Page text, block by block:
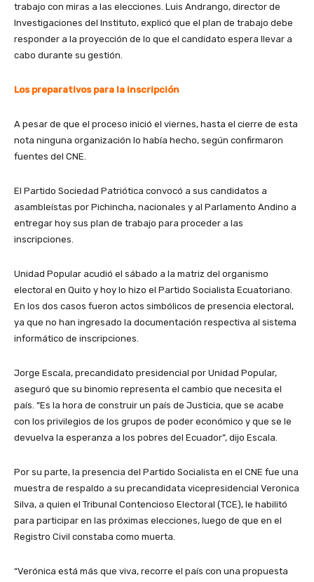
trabajo con miras a las elecciones. Luis Andrango, director de
Investigaciones del Instituto, explicó que el plan de trabajo debe
responder a la proyección de lo que el candidato espera llevar a
cabo durante su gestión.
Los preparativos para la inscripción
A pesar de que el proceso inició el viernes, hasta el cierre de esta
nota ninguna organización lo había hecho, según confirmaron
fuentes del CNE.
El Partido Sociedad Patriótica convocó a sus candidatos a
asambleístas por Pichincha, nacionales y al Parlamento Andino a
entregar hoy sus plan de trabajo para proceder a las
inscripciones.
Unidad Popular acudió el sábado a la matriz del organismo
electoral en Quito y hoy lo hizo el Partido Socialista Ecuatoriano.
En los dos casos fueron actos simbólicos de presencia electoral,
ya que no han ingresado la documentación respectiva al sistema
informático de inscripciones.
Jorge Escala, precandidato presidencial por Unidad Popular,
aseguró que su binomio representa el cambio que necesita el
país. “Es la hora de construir un país de Justicia, que se acabe
con los privilegios de los grupos de poder económico y que se le
devuelva la esperanza a los pobres del Ecuador”, dijo Escala.
Por su parte, la presencia del Partido Socialista en el CNE fue una
muestra de respaldo a su precandidata vicepresidencial Veronica
Silva, a quien el Tribunal Contencioso Electoral (TCE), le habilitó
para participar en las próximas elecciones, luego de que en el
Registro Civil constaba como muerta.
“Verónica está más que viva, recorre el país con una propuesta